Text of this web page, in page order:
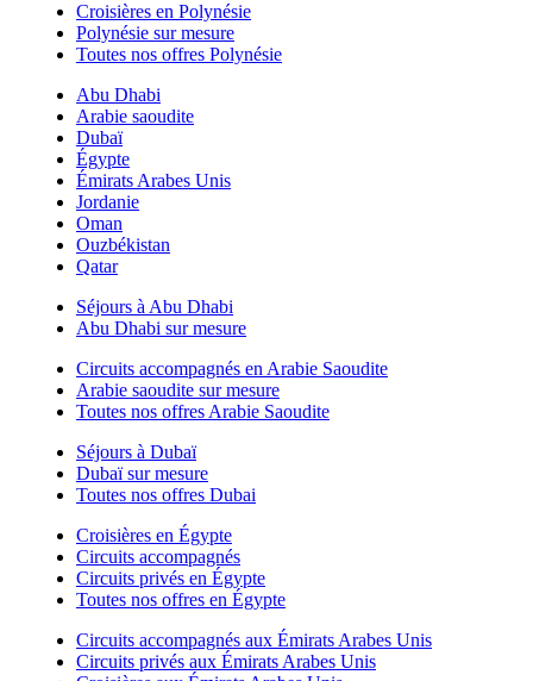
Croisières en Polynésie
Polynésie sur mesure
Toutes nos offres Polynésie
Abu Dhabi
Arabie saoudite
Dubaï
Égypte
Émirats Arabes Unis
Jordanie
Oman
Ouzbékistan
Qatar
Séjours à Abu Dhabi
Abu Dhabi sur mesure
Circuits accompagnés en Arabie Saoudite
Arabie saoudite sur mesure
Toutes nos offres Arabie Saoudite
Séjours à Dubaï
Dubaï sur mesure
Toutes nos offres Dubai
Croisières en Égypte
Circuits accompagnés
Circuits privés en Égypte
Toutes nos offres en Égypte
Circuits accompagnés aux Émirats Arabes Unis
Circuits privés aux Émirats Arabes Unis